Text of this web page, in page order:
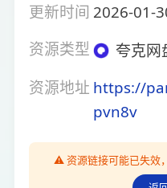
更新时间 2026-01-
资源类型
夸克网
资源地址 https://
pvn8v
⚠️ 资源链接可能已失效